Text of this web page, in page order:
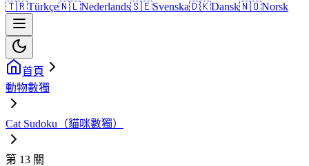
🇹🇷Türkçe🇳🇱Nederlands🇸🇪Svenska🇩🇰Dansk🇳🇴Norsk
首頁
動物數獨
Cat Sudoku（貓咪數獨）
第 13 關